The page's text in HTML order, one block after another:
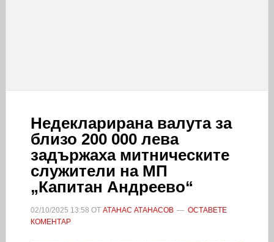
Недекларирана валута за
близо 200 000 лева
задържаха митническите
служители на МП
„Капитан Андреево“
02/10/2025 13:58 ОТ АТАНАС АТАНАСОВ
ОСТАВЕТЕ
КОМЕНТАР